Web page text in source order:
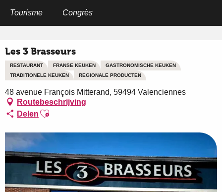
Tourisme Congrès
Les 3 Brasseurs
RESTAURANT FRANSE KEUKEN
GASTRONOMISCHE KEUKEN
TRADITIONELE KEUKEN
REGIONALE PRODUCTEN
48 avenue François Mitterand, 59494 Valenciennes
Routebeschrijving
Delen Ajouter aux favoris